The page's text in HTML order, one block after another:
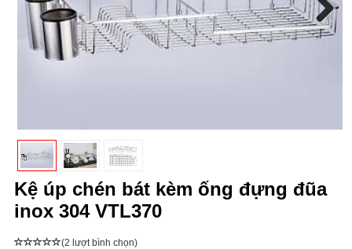
Next
Kệ úp chén bát kèm ống đựng đũa
inox 304 VTL370
(2 lượt bình chọn)